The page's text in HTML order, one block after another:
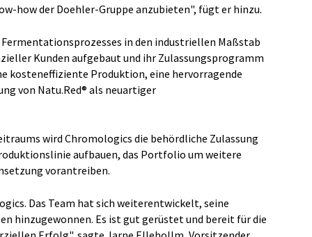
how der Doehler-Gruppe anzubieten", fügt er hinzu.
in den industriellen Maßstab
Kunden aufgebaut und ihr Zulassungsprogramm
kosteneffiziente Produktion, eine hervorragende
von Natu.Red® als neuartiger
wird Chromologics die behördliche Zulassung
aufbauen, das Portfolio um weitere
vorantreiben.
Das Team hat sich weiterentwickelt, seine
hinzugewonnen. Es ist gut gerüstet und bereit für die